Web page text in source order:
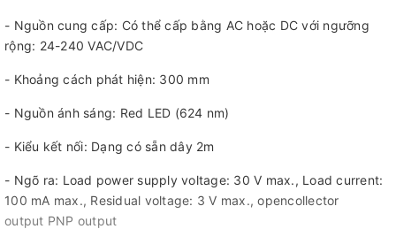
- Nguồn cung cấp: Có thể cấp bằng AC hoặc DC với ngưỡng
rộng: 24-240 VAC/VDC
- Khoảng cách phát hiện: 300 mm
- Nguồn ánh sáng: Red LED (624 nm)
- Kiểu kết nối: Dạng có sẵn dây 2m
- Ngõ ra: Load power supply voltage: 30 V max., Load current:
100 mA max., Residual voltage: 3 V max., opencollector
output PNP output